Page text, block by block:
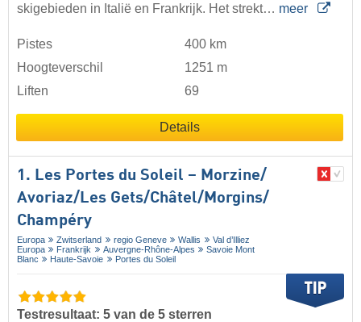
skigebieden in Italië en Frankrijk. Het strekt… meer
Pistes
400 km
Hoogteverschil
1251 m
Liften
69
Details
1. Les Portes du Soleil – Morzine/​
Avoriaz/​Les Gets/​Châtel/​Morgins/​
Champéry
Europa Zwitserland regio Geneve Wallis
Val d’Illiez
Europa
Frankrijk Auvergne-Rhône-Alpes
Savoie Mont
Blanc
Haute-Savoie Portes du Soleil
Testresultaat: 5 van de 5 sterren